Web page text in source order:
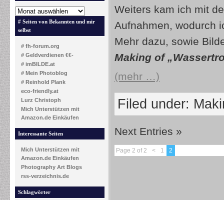
# Seiten von Bekannten und mir
selbst
# fh-forum.org
# Geldverdienen €€-
# imBILDE.at
# Mein Photoblog
# Reinhold Plank
eco-friendly.at
Lurz Christoph
Mich Unterstützen mit
Amazon.de Einkäufen
Interessante Seiten
Mich Unterstützen mit
Amazon.de Einkäufen
Photography Art Blogs
rss-verzeichnis.de
Schlagwörter
Weiters kam ich mit
Aufnahmen, wodurch
Mehr dazu, sowie
Making of
(mehr …)
Filed under:
Next Entries »
Page 2 of 2 < 1 2